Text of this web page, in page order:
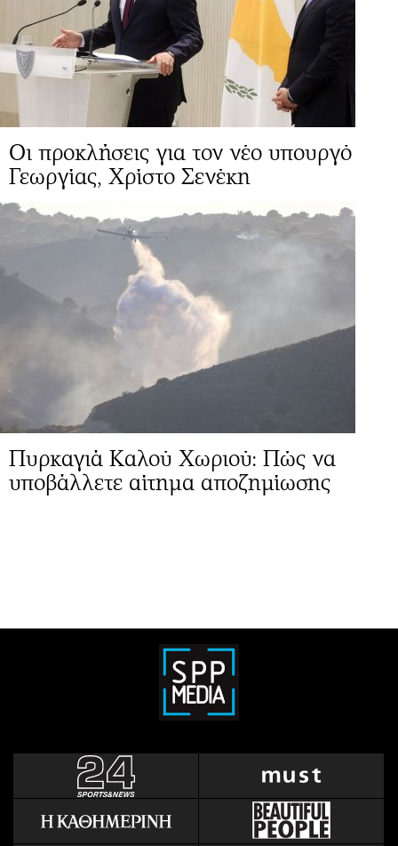
Οι προκλήσεις για τον νέο υπουργό
Γεωργίας, Χρίστο Σενέκη
Πυρκαγιά Καλού Χωριού: Πώς να
υποβάλλετε αίτημα αποζημίωσης